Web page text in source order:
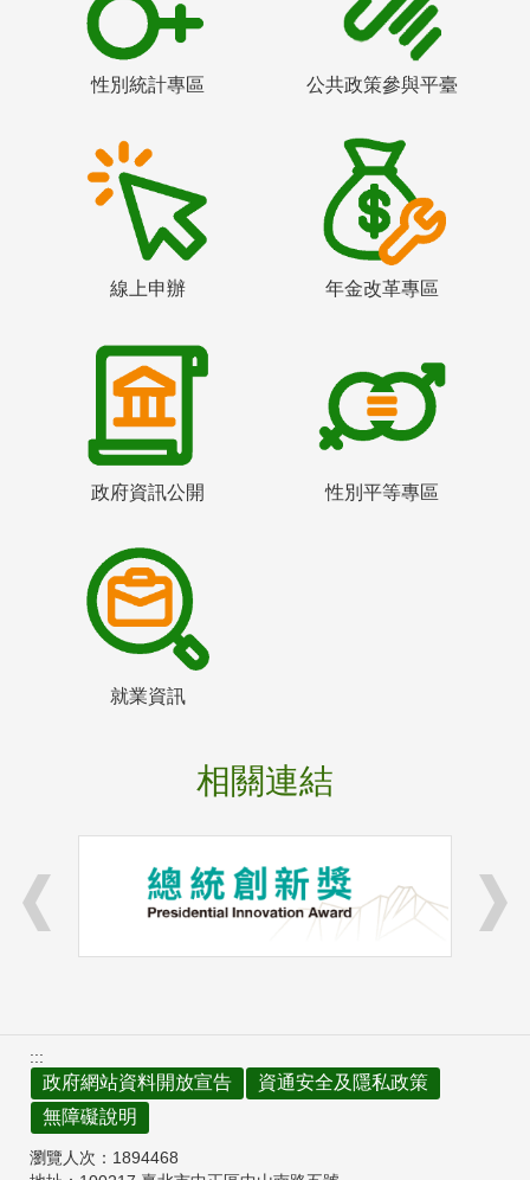
性別統計專區 公共政策參與平臺
線上申辦 年金改革專區
政府資訊公開 性別平等專區
就業資訊
相關連結
:::
政府網站資料開放宣告
資通安全及隱私政策
無障礙說明
瀏覽人次： 1894468